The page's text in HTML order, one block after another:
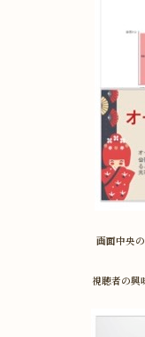
画面中央
視聴者の興